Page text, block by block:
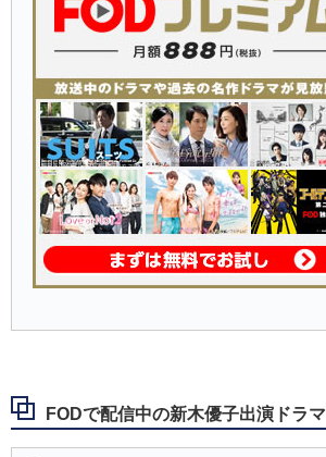
FODで配信中の新木優子出演ドラマ